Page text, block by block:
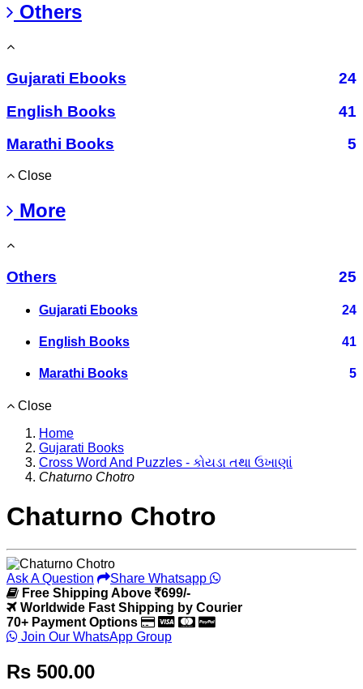
Others
Gujarati Ebooks
24
English Books
41
Marathi Books
5
Close
More
Others 25
Gujarati Ebooks 24
English Books 41
Marathi Books 5
Close
Home
Gujarati Books
Cross Word And Puzzles - કોયડા તથા ઉખાણાં
Chaturno Chotro
Chaturno Chotro
Ask A Question
Share Whatsapp
Free Shipping Above
699/-
Worldwide Fast Shipping by Courier
70+ Payment Options
Join Our WhatsApp Group
Rs 500.00